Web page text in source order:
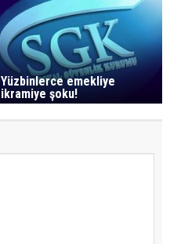
Yüzbinlerce emekliye
ikramiye şoku!